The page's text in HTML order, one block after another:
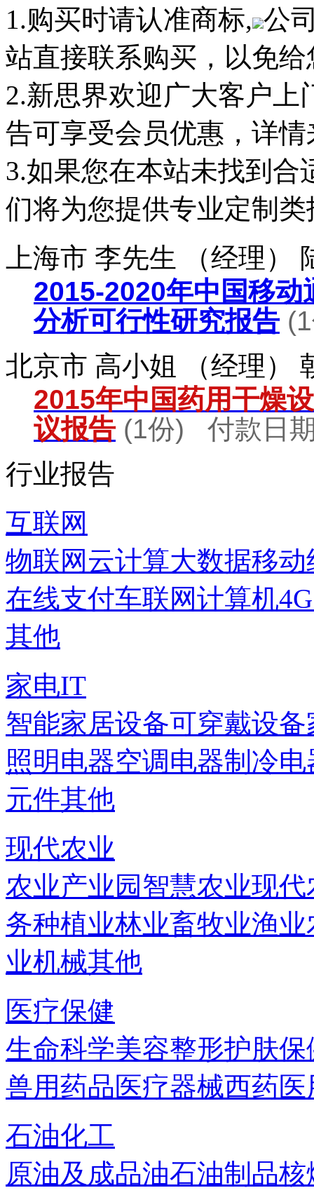
1.购买时请认准商标, 公
站直接联系购买，以免
2.新思界欢迎广大客户
告可享受会员优惠，详
3.如果您在本站未找到
们将为您提供专业定制类
上海市 李先生 （经理）
2015-2020年中国移
分析可行性研究报告(1
北京市 高小姐 （经理）
2015年中国药用干燥
议报告 (1份) 付款日
行业报告
互联网
物联网 云计算大数据移动
在线支付车联网计算机
其他
家电IT
智能家居设备可穿戴设备
照明电器空调电器制冷电
元件其他
现代农业
农业产业园智慧农业现代
务种植业林业畜牧业渔业
业机械其他
医疗保健
生命科学美容整形护肤保
兽用药品医疗器械西药
石油化工
原油及成品油石油制品核